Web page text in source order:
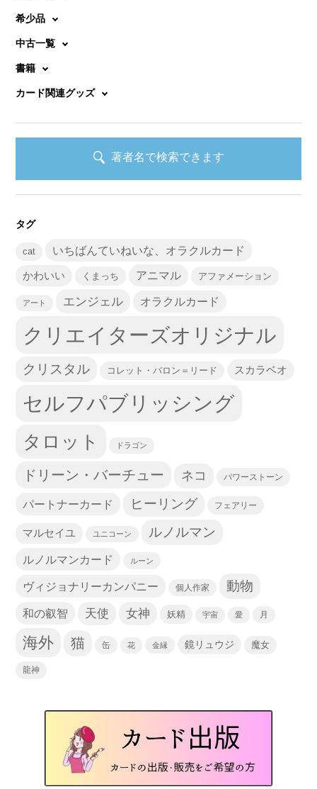
希少品
中古一覧
書籍
カード関連グッズ
著者名で検索できます
タグ
cat いちばんていねいな、オラクルカード
かわいい くまっち アニマル アファメーション
アート エンジェル オラクルカード
クリエイターズオリジナル
クリスタル コレット・バロン＝リード スカラベオ
セルフパブリッシング
タロット ドラゴン
ドリーン・バーチュー ネコ パワーストーン
パートナーカード ヒーリング フェアリー
マルセイユ ユニコーン ルノルマン
ルノルマンカード ルーン
ヴィジョナリーカンパニー 個人作家 動物
和の叡智 天使 女神 妖精 宇宙 愛 月
海外 猫 缶 花 金縁 鏡リュウジ 魔女
龍神